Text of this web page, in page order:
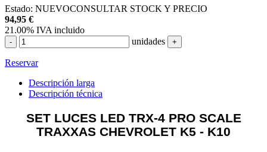
Estado: NUEVOCONSULTAR STOCK Y PRECIO
94,95 €
21.00% IVA incluido
- unidades +
Reservar
Descripción larga
Descripción técnica
SET LUCES LED TRX-4 PRO SCALE
TRAXXAS CHEVROLET K5 - K10